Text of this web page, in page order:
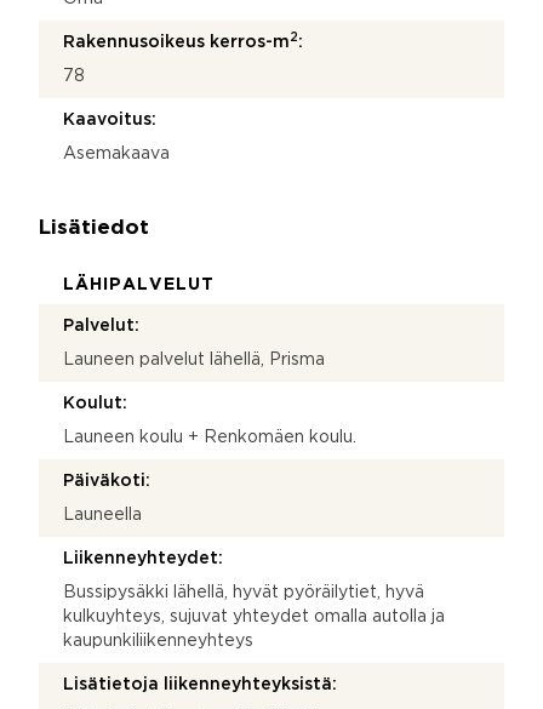
Rakennusoikeus kerros-m 2 :
78
Kaavoitus:
Asemakaava
Lisätiedot
LÄHIPALVELUT
Palvelut:
Launeen palvelut lähellä, Prisma
Koulut:
Launeen koulu + Renkomäen koulu.
Päiväkoti:
Launeella
Liikenneyhteydet:
Bussipysäkki lähellä, hyvät pyöräilytiet, hyvä
kulkuyhteys, sujuvat yhteydet omalla autolla ja
kaupunkiliikenneyhteys
Lisätietoja liikenneyhteyksistä: